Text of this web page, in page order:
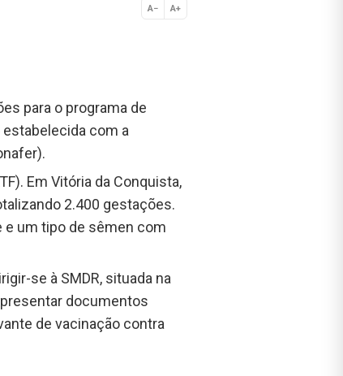
A− A+
Normal
para o programa de
com a
Em Vitória da Conquista,
2.400 gestações.
e um tipo de sêmen com
se à SMDR, situada na
documentos
de vacinação contra